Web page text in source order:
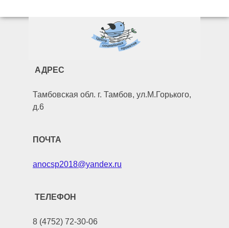
АДРЕС
Тамбовская обл. г. Тамбов, ул.М.Горького,
д.6
ПОЧТА
anocsp2018@yandex.ru
ТЕЛЕФОН
8 (4752) 72-30-06